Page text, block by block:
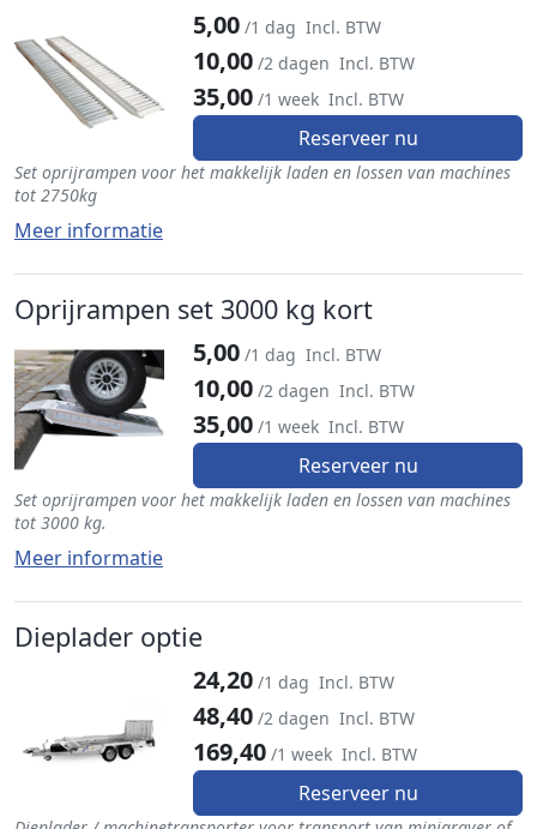
5,00 /1 dag Incl. BTW
10,00 /2 dagen Incl. BTW
35,00 /1 week Incl. BTW
Reserveer nu
Set oprijrampen voor het makkelijk laden en lossen van machines
tot 2750kg
Meer informatie
Oprijrampen set 3000 kg kort
5,00 /1 dag Incl. BTW
10,00 /2 dagen Incl. BTW
35,00 /1 week Incl. BTW
Reserveer nu
Set oprijrampen voor het makkelijk laden en lossen van machines
tot 3000 kg.
Meer informatie
Dieplader optie
24,20 /1 dag Incl. BTW
48,40 /2 dagen Incl. BTW
169,40 /1 week Incl. BTW
Reserveer nu